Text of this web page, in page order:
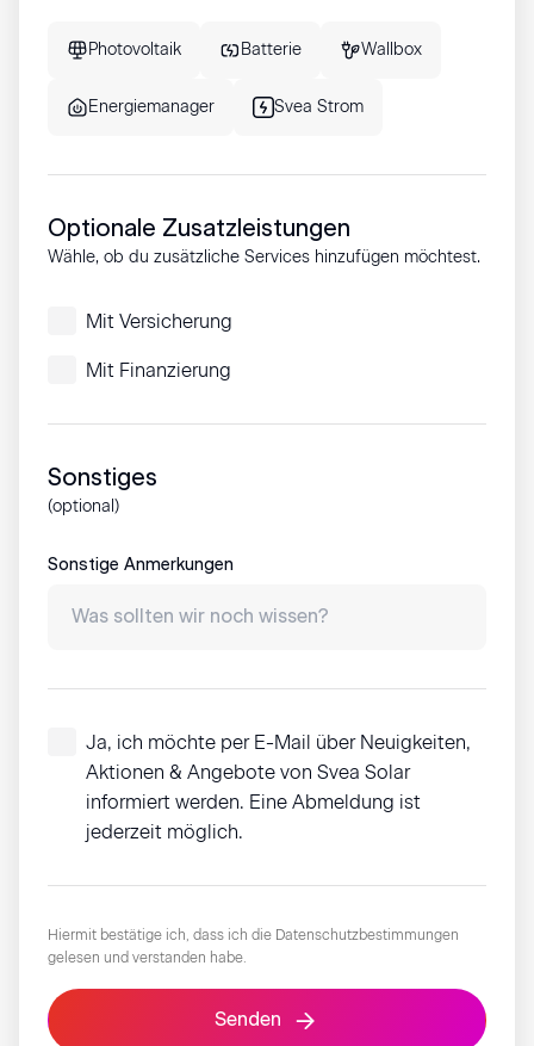
Photovoltaik Batterie Wallbox
Energiemanager Svea Strom
Optionale Zusatzleistungen
Wähle, ob du zusätzliche Services hinzufügen möchtest.
Mit Versicherung
Mit Finanzierung
Sonstiges
(optional)
Sonstige Anmerkungen
Ja, ich möchte per E-Mail über Neuigkeiten,
Aktionen & Angebote von Svea Solar
informiert werden. Eine Abmeldung ist
jederzeit möglich.
Hiermit bestätige ich, dass ich die Datenschutzbestimmungen
gelesen und verstanden habe.
Senden